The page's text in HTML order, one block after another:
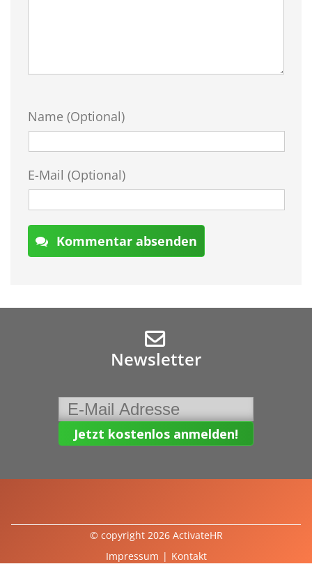
Name (Optional)
E-Mail (Optional)
Kommentar absenden
Newsletter
© copyright 2026 ActivateHR
Impressum | Kontakt